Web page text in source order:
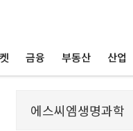
금융 부동산 산업